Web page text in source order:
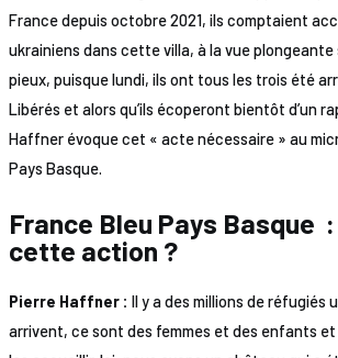
France depuis octobre 2021, ils comptaient
ukrainiens dans cette villa, à la vue plongeante
pieux, puisque lundi, ils ont tous les trois été
Libérés et alors qu’ils écoperont bientôt d’un
Haffner évoque cet « acte nécessaire » au
Pays Basque.
France Bleu Pays Basque
cette action ?
Pierre Haffner : Il y a des millions de réfugiés
arrivent, ce sont des femmes et des enfants